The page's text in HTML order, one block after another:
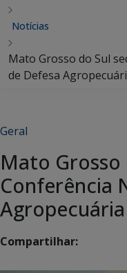
Notícias
Mato Grosso do Sul
de Defesa
Geral
Mato Grosso
Conferência
Compartilhar: